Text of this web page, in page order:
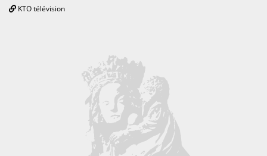
KTO télévision